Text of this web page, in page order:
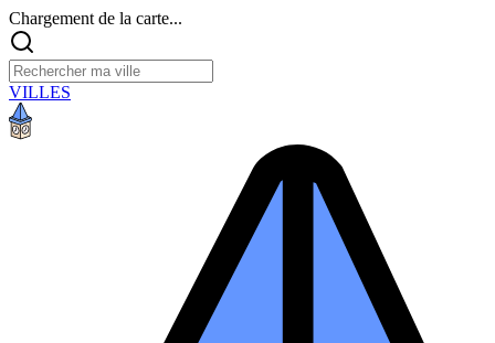
Chargement de la carte...
VILLES